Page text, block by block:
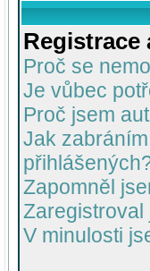
Registrace
Proč se
Je vůbec
Proč jsem
Jak
Zapomněl
Zaregistroval
V minulosti